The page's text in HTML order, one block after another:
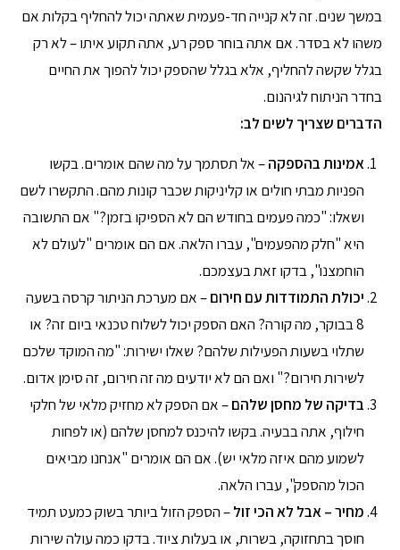
במשך שנים. זה לא קנייה חד-פעמית שאתה יכול להחליף בקלות אם
משהו לא בסדר. אם אתה בוחר ספק רע, אתה תקוע איתו – לא רק
בגלל שקשה להחליף, אלא בגלל שהספק יכול להפוך את החיים
בחדר הניתוח לגיהנום.
הדברים שצריך לשים לב:
אמינות בהספקה– אל תסתמך על מה שהם אומרים. בקשו
הפניות מבתי חולים או קליניקות שכבר קונות מהם. התקשרו לשם
ושאלו: "כמה פעמים בחודש הם לא הספיקו בזמן?" אם התשובה
היא "חלק מהפעמים", עברו הלאה. אם הם אומרים "לעולם לא
הוחמצנו", בדקו זאת בעצמכם.
יכולת התמודדות עם חירום– אם מערכת הניתור קרסה בשעה
8 בבוקר, מה קורה? האם הספק יכול לשלוח טכנאי ביום זה? או
שתלוי בשעות הפעילות שלהם? שאלו ישירות: "מה המוקד שלכם
לשירות חירום?" ואם הם לא יודעים מה זה חירום, זה סימן אדום.
בדיקה של מחסן שלהם– אם הספק לא מחזיק מלאי של חלקי
חילוף, אתה בבעיה. בקשו להיכנס למחסן שלהם (או לפחות
לשמוע מהם איזה מלאי יש). אם הם אומרים "אנחנו מביאים
הכול מהספק", עברו הלאה.
מחיר – אבל לא הכי זול– הספק הזול ביותר בשוק כמעט תמיד
חוסך בתחזוקה, בשרות, או בעלות ציוד. בדקו כמה עולה שירות